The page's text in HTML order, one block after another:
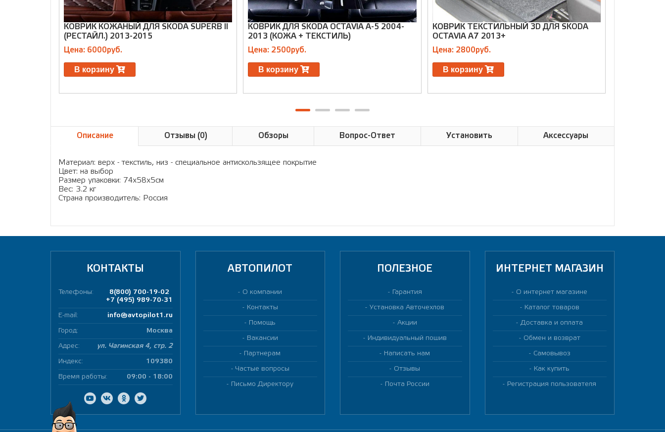
КОВРИК КОЖАНЫЙ ДЛЯ SKODA SUPERB II
(РЕСТАЙЛ.) 2013-2015
Цена: 6000руб.
В корзину
КОВРИК ДЛЯ SKODA OCTAVIA A-5 2004-
2013 (КОЖА + ТЕКСТИЛЬ)
Цена: 2500руб.
В корзину
КОВРИК ТЕКСТИЛЬНЫЙ 3D ДЛЯ SKODA
OCTAVIA A7 2013+
Цена: 2800руб.
В корзину
Описание Отзывы (0) Обзоры Вопрос-Ответ Установить Аксессуары
Материал: верх - текстиль, низ - специальное антискользящее покрытие
Цвет: на выбор
Размер упаковки: 74х58х5см
Вес: 3.2 кг
Страна производитель: Россия
КОНТАКТЫ
Телефоны:
8(800) 700-19-02
+7 (495) 989-70-31
E-mail: info@avtopilot1.ru
Город: Москва
Адрес: ул. Чагинская 4, стр. 2
Индекс: 109380
Время работы: 09:00 - 18:00
АВТОПИЛОТ
О компании
Контакты
Помощь
Вакансии
Партнерам
Частые вопросы
Письмо Директору
ПОЛЕЗНОЕ
Гарантия
Установка Авточехлов
Акции
Индивидуальный пошив
Написать нам
Отзывы
Почта России
ИНТЕРНЕТ МАГАЗИН
О интернет магазине
Каталог товаров
Доставка и оплата
Обмен и возврат
Самовывоз
Как купить
Регистрация пользователя